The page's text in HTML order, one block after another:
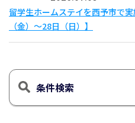
留学生ホームステイを西予市で
（金）～28日（日）】
条件検索